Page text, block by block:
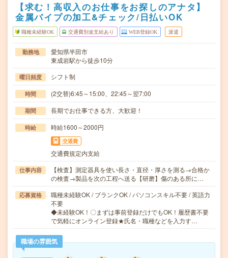
【求む！高収入のお仕事をお探しのアナタ】
金属パイプの加工&チェック/日払いOK
職種未経験OK 交通費別途支給あり WEB登録OK 派遣
勤務地
愛知県半田市
東成岩駅から徒歩10分
曜日頻度 シフト制
時間 (2交替)6:45～15:00、22:45～翌7:00
期間 長期でお仕事できる方、大歓迎！
時給 時給1600～2000円
交通費
交通費規定内支給
仕事内容
【検査】測定器具を使い長さ・直径・厚さを測る→合格か
の検査→製品を次の工程へ送る【研磨】傷のある所に…
応募資格
職種未経験OK / ブランクOK / パソコンスキル不要 / 英語力
不要
◆未経験OK！〇まずは事前登録だけでもOK！履歴書不要
で気軽にオンライン登録★氏名・職種などを入力す…
職場の雰囲気